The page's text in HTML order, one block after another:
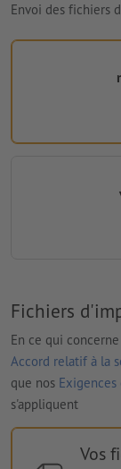
Envoi des fichiers
Fichiers
En ce qui
Accord relatif à la
que nos
s'appliquent
Vos